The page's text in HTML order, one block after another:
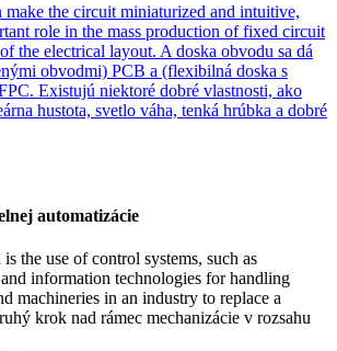
make the circuit miniaturized and intuitive,
role in the mass production of fixed circuit
the electrical layout. A doska obvodu sa dá
obvodmi) PCB a (flexibilná doska s
Existujú niektoré dobré vlastnosti, ako
hustota, svetlo váha, tenká hrúbka a dobré
automatizácie
the use of control systems, such as
information technologies for handling
machineries in an industry to replace a
krok nad rámec mechanizácie v rozsahu